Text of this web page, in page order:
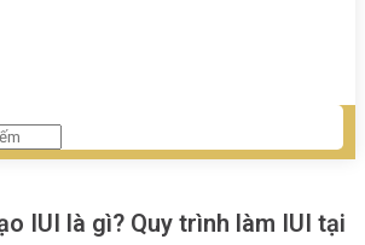
IUI là gì? Quy trình làm IUI tại